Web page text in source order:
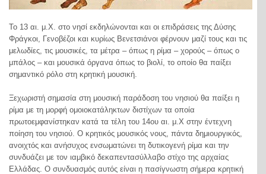
Το 13 αι. μ.Χ. στο νησί εκδηλώνονται και οι επιδράσεις της Δύσης
Φράγκοι, Γενοβέζοι και κυρίως Βενετσιάνοι φέρνουν μαζί τους και τις
μελωδίες, τις μουσικές, τα μέτρα – όπως η ρίμα – χορούς – όπως ο
μπάλος – και μουσικά όργανα όπως το βιολί, το οποίο θα παίξει
σημαντικό ρόλο στη κρητική μουσική.
Ξεχωριστή σημασία στη μουσική παράδοση του νησιού θα παίξει η
ρίμα με τη μορφή ομοιοκατάληκτων διστίχων τα οποία
πρωτοεμφανίστηκαν κατά τα τέλη του 14ου αι. μ.Χ στην έντεχνη
ποίηση του νησιού. Ο κρητικός μουσικός νους, πάντα δημιουργικός,
ανοιχτός και ανήσυχος ενσωματώνει τη δυτικογενή ρίμα και την
συνδυάζει με τον ιαμβικό δεκαπεντασύλλαβο στίχο της αρχαίας
Ελλάδας. Ο συνδυασμός αυτός είναι η πασίγνωστη σήμερα κρητική